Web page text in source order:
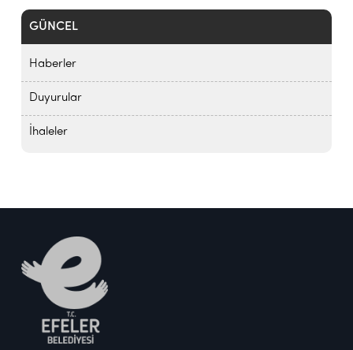
GÜNCEL
Haberler
Duyurular
İhaleler